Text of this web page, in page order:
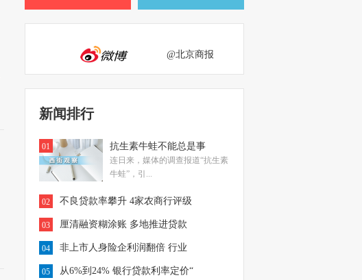
@北京商报
新闻排行
01 抗生素牛蛙不能总是事
连日来，媒体的调查报道“抗生素
牛蛙”，引...
02 不良贷款率攀升 4家农商行评级
03 厘清融资糊涂账 多地推进贷款
04 非上市人身险企利润翻倍 行业
05 从6%到24% 银行贷款利率定价“